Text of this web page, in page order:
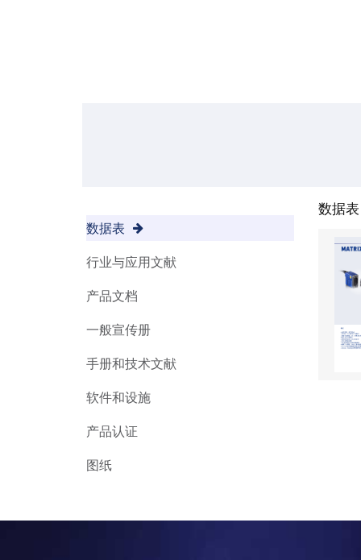
数据表
行业与应用文献
产品文档
一般宣传册
手册和技术文献
软件和设施
产品认证
图纸
数据